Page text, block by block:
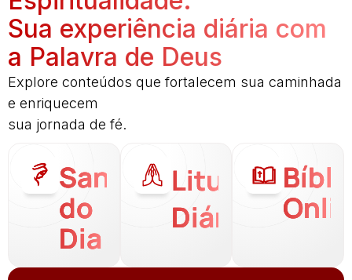
Sua experiência diária com
a Palavra de Deus
Explore conteúdos que fortalecem sua caminhada
e enriquecem
sua jornada de fé.
Santo
do
Dia
Liturgia
Diária